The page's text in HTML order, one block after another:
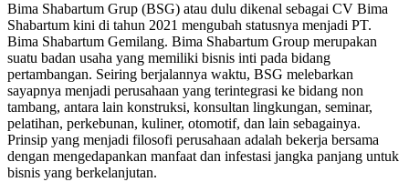
Bima Shabartum Grup (BSG) atau dulu dikenal sebagai CV Bima
Shabartum kini di tahun 2021 mengubah statusnya menjadi PT.
Bima Shabartum Gemilang. Bima Shabartum Group merupakan
suatu badan usaha yang memiliki bisnis inti pada bidang
pertambangan. Seiring berjalannya waktu, BSG melebarkan
sayapnya menjadi perusahaan yang terintegrasi ke bidang non
tambang, antara lain konstruksi, konsultan lingkungan, seminar,
pelatihan, perkebunan, kuliner, otomotif, dan lain sebagainya.
Prinsip yang menjadi filosofi perusahaan adalah bekerja bersama
dengan mengedapankan manfaat dan infestasi jangka panjang untuk
bisnis yang berkelanjutan.